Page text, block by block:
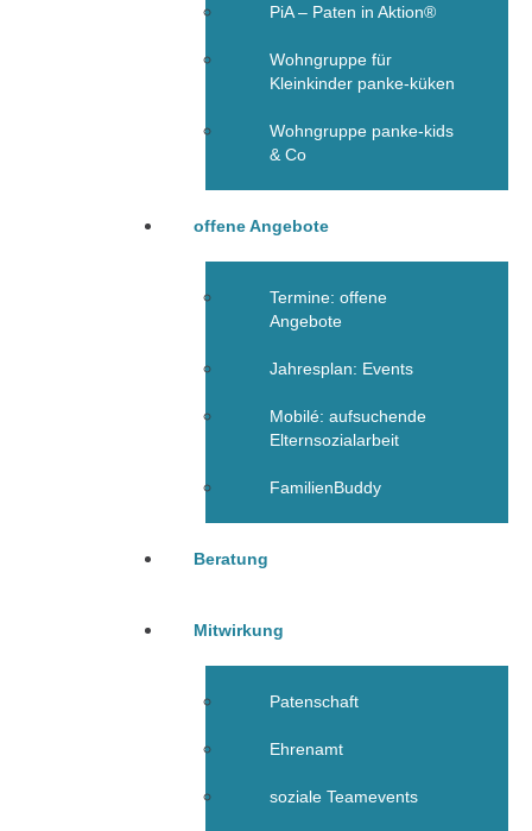
PiA – Paten in Aktion®
Wohngruppe für
Kleinkinder panke-küken
Wohngruppe panke-kids
& Co
offene Angebote
Termine: offene
Angebote
Jahresplan: Events
Mobilé: aufsuchende
Elternsozialarbeit
FamilienBuddy
Beratung
Mitwirkung
Patenschaft
Ehrenamt
soziale Teamevents